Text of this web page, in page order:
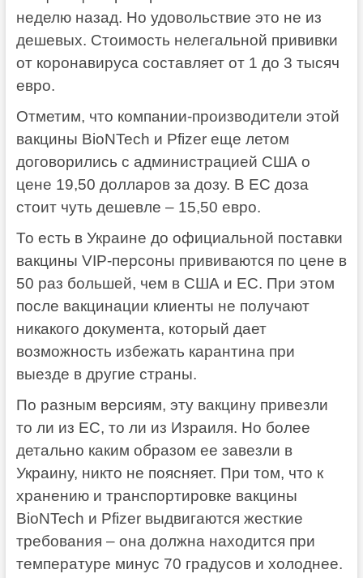
неделю назад. Но удовольствие это не из
дешевых. Стоимость нелегальной прививки
от коронавируса составляет от 1 до 3 тысяч
евро.
Отметим, что компании-производители этой
вакцины BioNTech и Pfizer еще летом
договорились с администрацией США о
цене 19,50 долларов за дозу. В ЕС доза
стоит чуть дешевле – 15,50 евро.
То есть в Украине до официальной поставки
вакцины VIP-персоны прививаются по цене в
50 раз большей, чем в США и ЕС. При этом
после вакцинации клиенты не получают
никакого документа, который дает
возможность избежать карантина при
выезде в другие страны.
По разным версиям, эту вакцину привезли
то ли из ЕС, то ли из Израиля. Но более
детально каким образом ее завезли в
Украину, никто не поясняет. При том, что к
хранению и транспортировке вакцины
BioNTech и Pfizer выдвигаются жесткие
требования – она должна находится при
температуре минус 70 градусов и холоднее.